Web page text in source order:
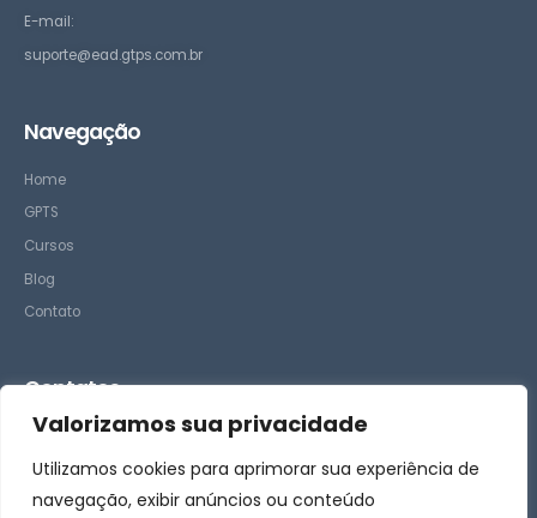
Valorizamos sua privacidade
Utilizamos cookies para aprimorar sua experiência de
navegação, exibir anúncios ou conteúdo
E-mail:
suporte@ead.gtps.com.br
Navegação
Home
GPTS
Cursos
Blog
Contato
Contatos
– Suporte
– Comercial